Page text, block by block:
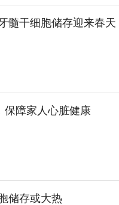
髓干细胞储存迎来春天
保障家人心脏健康
储存或大热